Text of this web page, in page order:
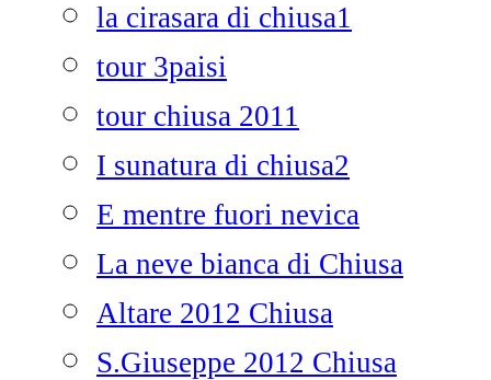
la cirasara di chiusa1
tour 3paisi
tour chiusa 2011
I sunatura di chiusa2
E mentre fuori nevica
La neve bianca di Chiusa
Altare 2012 Chiusa
S.Giuseppe 2012 Chiusa